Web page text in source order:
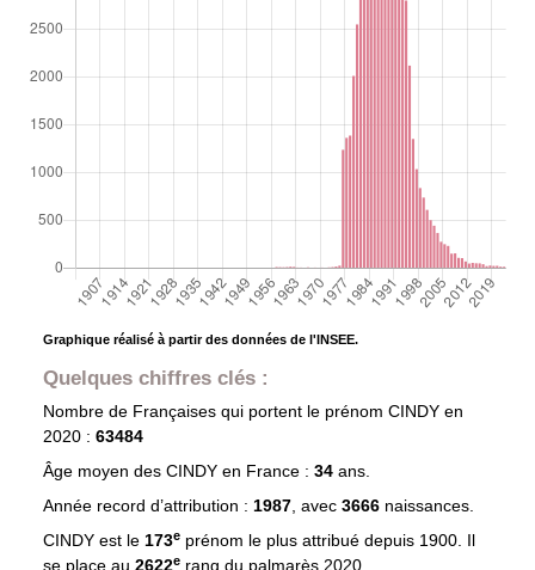
Graphique réalisé à partir des données de l'INSEE.
Quelques chiffres clés :
Nombre de Françaises qui portent le prénom CINDY en
2020 : 63484
Âge moyen des CINDYen France : 34 ans.
Année record d’attribution : 1987, avec 3666 naissances.
CINDY est le 173eprénom le plus attribué depuis 1900. Il
se place au 2622e rang du palmarès 2020.